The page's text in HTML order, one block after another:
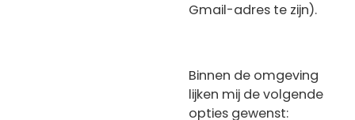
Gmail-adres te zijn).
Binnen de omgeving
lijken mij de volgende
opties gewenst: